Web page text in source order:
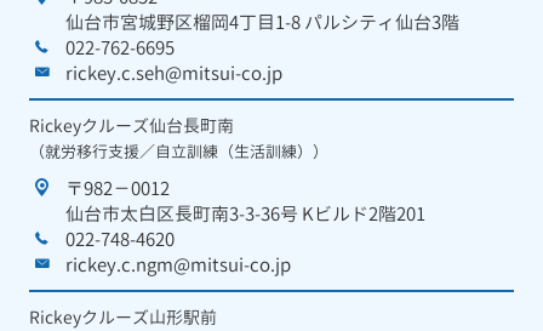
仙台市宮城野区榴岡4丁目1-8 パルシティ仙台3階
022-762-6695
rickey.c.seh@mitsui-co.jp
Rickeyクルーズ仙台長町南
（就労移行支援／自立訓練（生活訓練））
〒982－0012
仙台市太白区長町南3-3-36号 Kビルド2階201
022-748-4620
rickey.c.ngm@mitsui-co.jp
Rickeyクルーズ山形駅前